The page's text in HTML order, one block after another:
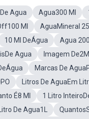
Agua Agua300 Ml
Ml AguaMineral
10 Ml DeÁgua Agua
Agua Imagem
Marcas De
Litros De AguaEm
É8 Ml 1 Litro
Litro De Agua1L